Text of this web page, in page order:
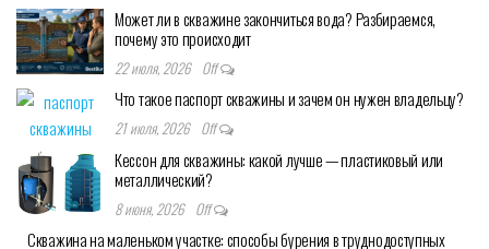
Может ли в скважине закончиться вода? Разбираемся,
почему это происходит
22 июля, 2026 Off
Что такое паспорт скважины и зачем он нужен владельцу?
21 июля, 2026 Off
Кессон для скважины: какой лучше — пластиковый или
металлический?
8 июня, 2026 Off
Скважина на маленьком участке: способы бурения в труднодоступных